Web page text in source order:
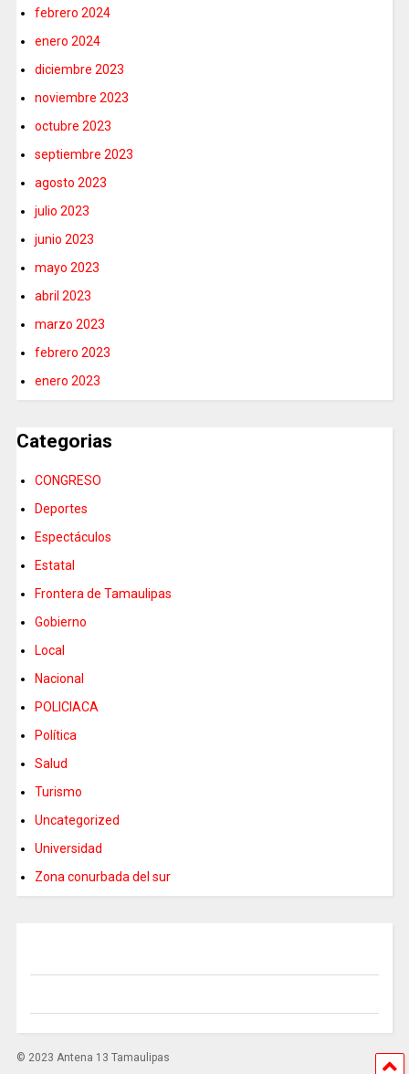
febrero 2024
enero 2024
diciembre 2023
noviembre 2023
octubre 2023
septiembre 2023
agosto 2023
julio 2023
junio 2023
mayo 2023
abril 2023
marzo 2023
febrero 2023
enero 2023
Categorias
CONGRESO
Deportes
Espectáculos
Estatal
Frontera de Tamaulipas
Gobierno
Local
Nacional
POLICIACA
Política
Salud
Turismo
Uncategorized
Universidad
Zona conurbada del sur
© 2023 Antena 13 Tamaulipas